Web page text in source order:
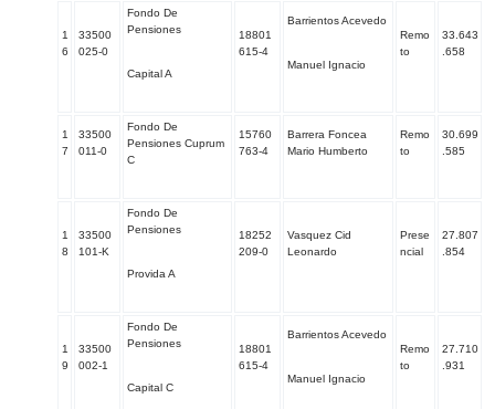
1
6
33500
025-0
Fondo De
Pensiones
Capital A
18801
615-4
Barrientos Acevedo
Manuel Ignacio
Remo
to
33.643
.658
1
7
33500
011-0
Fondo De
Pensiones Cuprum
C
15760
763-4
Barrera Foncea
Mario Humberto
Remo
to
30.699
.585
1
8
33500
101-K
Fondo De
Pensiones
Provida A
18252
209-0
Vasquez Cid
Leonardo
Prese
ncial
27.807
.854
1
9
33500
002-1
Fondo De
Pensiones
Capital C
18801
615-4
Barrientos Acevedo
Manuel Ignacio
Remo
to
27.710
.931